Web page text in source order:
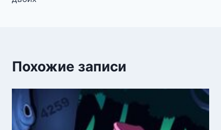
Похожие записи